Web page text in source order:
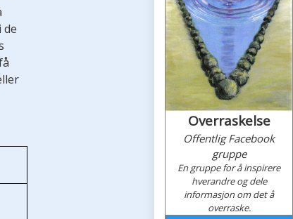
de
Overraskelse
Offentlig Facebook
gruppe
En gruppe for å inspirere
hverandre og dele
informasjon om det å
overraske.